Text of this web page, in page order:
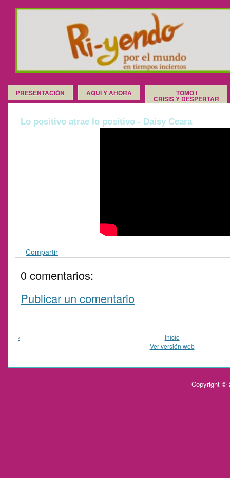
PRESENTACIÓN AQUÍ Y AHORA TOMO I
CRISIS Y DESPERTAR
Lo positivo atrae lo positivo - Daisy Ceara
Compartir
0 comentarios:
Publicar un comentario
‹
Inicio
Ver versión web
Copyright ©